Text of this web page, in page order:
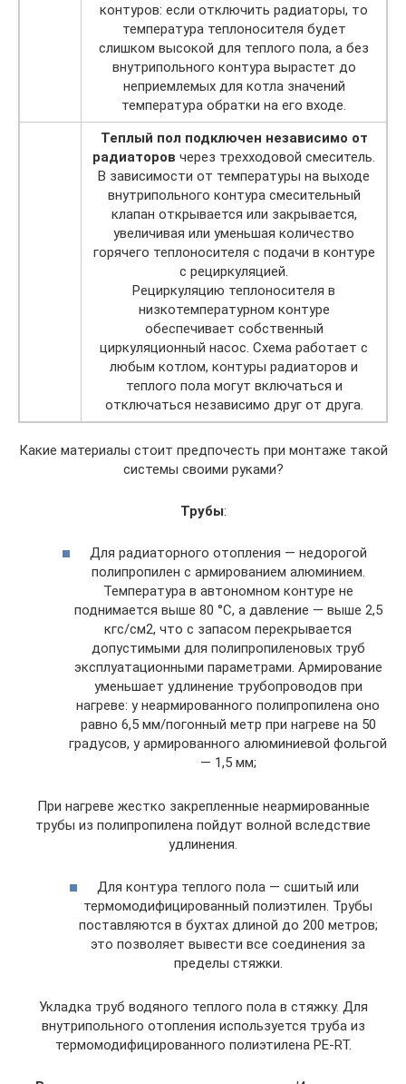
контуров: если отключить радиаторы, то
температура теплоносителя будет
слишком высокой для теплого пола, а без
внутрипольного контура вырастет до
неприемлемых для котла значений
температура обратки на его входе.
Теплый пол подключен независимо от
радиаторов через трехходовой смеситель.
В зависимости от температуры на выходе
внутрипольного контура смесительный
клапан открывается или закрывается,
увеличивая или уменьшая количество
горячего теплоносителя с подачи в контуре
с рециркуляцией.
Рециркуляцию теплоносителя в
низкотемпературном контуре
обеспечивает собственный
циркуляционный насос. Схема работает с
любым котлом, контуры радиаторов и
теплого пола могут включаться и
отключаться независимо друг от друга.
Какие материалы стоит предпочесть при монтаже такой
системы своими руками?
Трубы:
Для радиаторного отопления — недорогой
полипропилен с армированием алюминием.
Температура в автономном контуре не
поднимается выше 80 °С, а давление — выше 2,5
кгс/см2, что с запасом перекрывается
допустимыми для полипропиленовых труб
эксплуатационными параметрами. Армирование
уменьшает удлинение трубопроводов при
нагреве: у неармированного полипропилена оно
равно 6,5 мм/погонный метр при нагреве на 50
градусов, у армированного алюминиевой фольгой
— 1,5 мм;
При нагреве жестко закрепленные неармированные
трубы из полипропилена пойдут волной вследствие
удлинения.
Для контура теплого пола — сшитый или
термомодифицированный полиэтилен. Трубы
поставляются в бухтах длиной до 200 метров;
это позволяет вывести все соединения за
пределы стяжки.
Укладка труб водяного теплого пола в стяжку. Для
внутрипольного отопления используется труба из
термомодифицированного полиэтилена PE-RT.